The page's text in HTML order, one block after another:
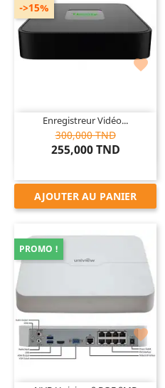

Enregistreur Vidéo...
300,000 TND
255,000 TND
->15%
AJOUTER AU PANIER

PROMO !